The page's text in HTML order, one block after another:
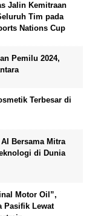
Jalin Kemitraan
Tim pada
Nations Cup
Pemilu 2024,
Terbesar di
Bersama Mitra
di Dunia
Motor Oil”,
Pasifik Lewat